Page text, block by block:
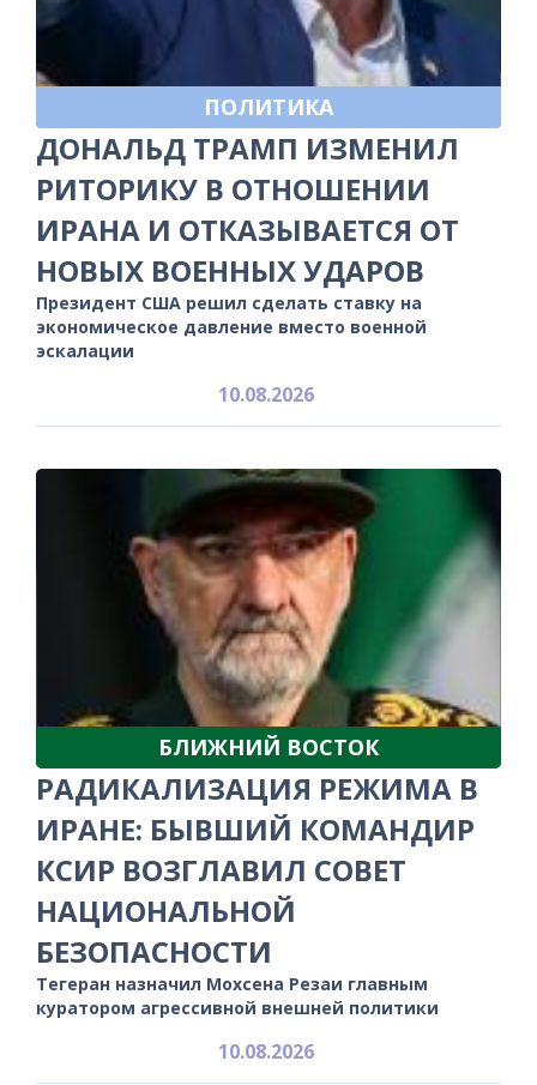
ПОЛИТИКА
ДОНАЛЬД ТРАМП ИЗМЕНИЛ
РИТОРИКУ В ОТНОШЕНИИ
ИРАНА И ОТКАЗЫВАЕТСЯ ОТ
НОВЫХ ВОЕННЫХ УДАРОВ
Президент США решил сделать ставку на
экономическое давление вместо военной
эскалации
10.08.2026
БЛИЖНИЙ ВОСТОК
РАДИКАЛИЗАЦИЯ РЕЖИМА В
ИРАНЕ: БЫВШИЙ КОМАНДИР
КСИР ВОЗГЛАВИЛ СОВЕТ
НАЦИОНАЛЬНОЙ
БЕЗОПАСНОСТИ
Тегеран назначил Мохсена Резаи главным
куратором агрессивной внешней политики
10.08.2026